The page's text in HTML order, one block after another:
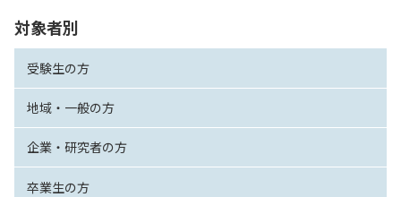
対象者別
受験生の方
地域・一般の方
企業・研究者の方
卒業生の方